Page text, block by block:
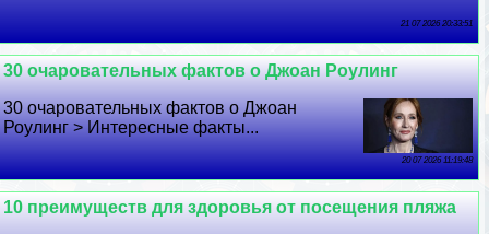
21 07 2026 20:33:51
30 очаровательных фактов о Джоан Роулинг
30 очаровательных фактов о Джоан
Роулинг > Интересные факты...
20 07 2026 11:19:48
10 преимуществ для здоровья от посещения пляжа